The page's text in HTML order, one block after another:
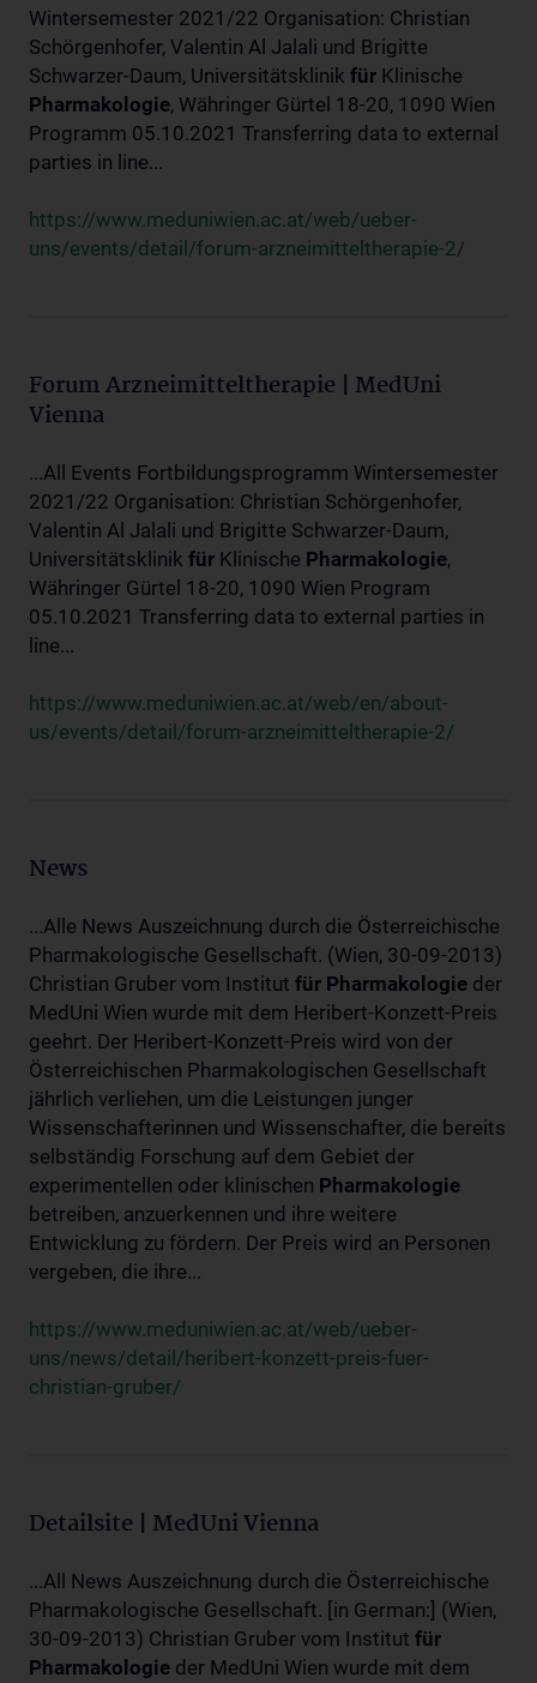
Wintersemester 2021/22 Organisation: Christian
Schörgenhofer, Valentin Al Jalali und Brigitte
Schwarzer-Daum, Universitätsklinik für Klinische
Pharmakologie, Währinger Gürtel 18-20, 1090 Wien
Programm 05.10.2021 Transferring data to external
parties in line...
https://www.meduniwien.ac.at/web/ueber-
uns/events/detail/forum-arzneimitteltherapie-2/
Forum Arzneimitteltherapie | MedUni
Vienna
...All Events Fortbildungsprogramm Wintersemester
2021/22 Organisation: Christian Schörgenhofer,
Valentin Al Jalali und Brigitte Schwarzer-Daum,
Universitätsklinik für Klinische Pharmakologie,
Währinger Gürtel 18-20, 1090 Wien Program
05.10.2021 Transferring data to external parties in
line...
https://www.meduniwien.ac.at/web/en/about-
us/events/detail/forum-arzneimitteltherapie-2/
News
...Alle News Auszeichnung durch die Österreichische
Pharmakologische Gesellschaft. (Wien, 30-09-2013)
Christian Gruber vom Institut für Pharmakologie der
MedUni Wien wurde mit dem Heribert-Konzett-Preis
geehrt. Der Heribert-Konzett-Preis wird von der
Österreichischen Pharmakologischen Gesellschaft
jährlich verliehen, um die Leistungen junger
Wissenschafterinnen und Wissenschafter, die bereits
selbständig Forschung auf dem Gebiet der
experimentellen oder klinischen Pharmakologie
betreiben, anzuerkennen und ihre weitere
Entwicklung zu fördern. Der Preis wird an Personen
vergeben, die ihre...
https://www.meduniwien.ac.at/web/ueber-
uns/news/detail/heribert-konzett-preis-fuer-
christian-gruber/
Detailsite | MedUni Vienna
...All News Auszeichnung durch die Österreichische
Pharmakologische Gesellschaft. [in German:] (Wien,
30-09-2013) Christian Gruber vom Institut für
Pharmakologie der MedUni Wien wurde mit dem